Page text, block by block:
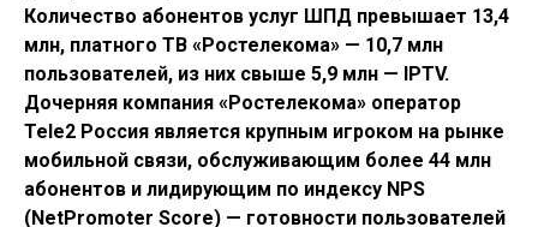
Количество абонентов услуг ШПД превышает 13,4
млн, платного ТВ «Ростелекома» — 10,7 млн
пользователей, из них свыше 5,9 млн — IPTV.
Дочерняя компания «Ростелекома» оператор
Tele2 Россия является крупным игроком на рынке
мобильной связи, обслуживающим более 44 млн
абонентов и лидирующим по индексу NPS
(NetPromoter Score) — готовности пользователей